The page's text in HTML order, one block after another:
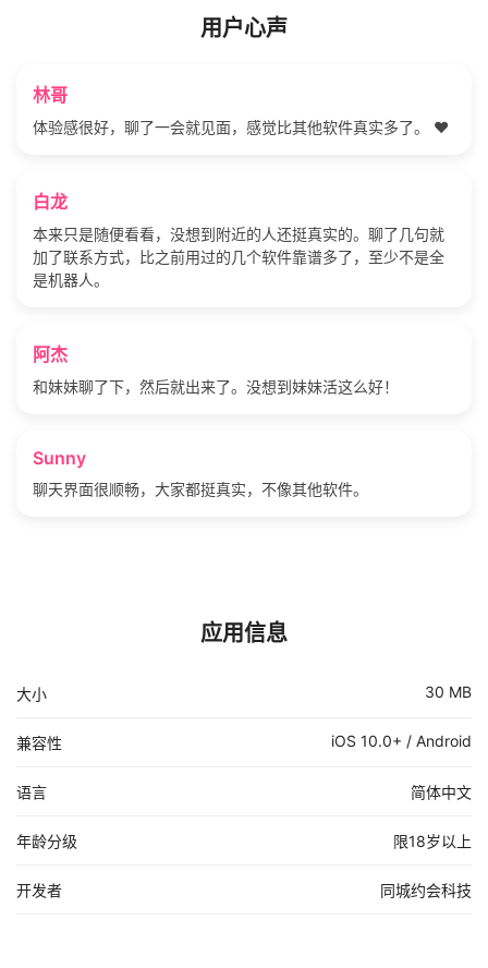
用户心声
林哥
体验感很好，聊了一会就见面，感觉比其他软件真实多了。 ❤️
白龙
本来只是随便看看，没想到附近的人还挺真实的。聊了几句就
加了联系方式，比之前用过的几个软件靠谱多了，至少不是全
是机器人。
阿杰
和妹妹聊了下，然后就出来了。没想到妹妹活这么好！
Sunny
聊天界面很顺畅，大家都挺真实，不像其他软件。
应用信息
大小 30 MB
兼容性 iOS 10.0+ / Android
语言 简体中文
年龄分级 限18岁以上
开发者 同城约会科技